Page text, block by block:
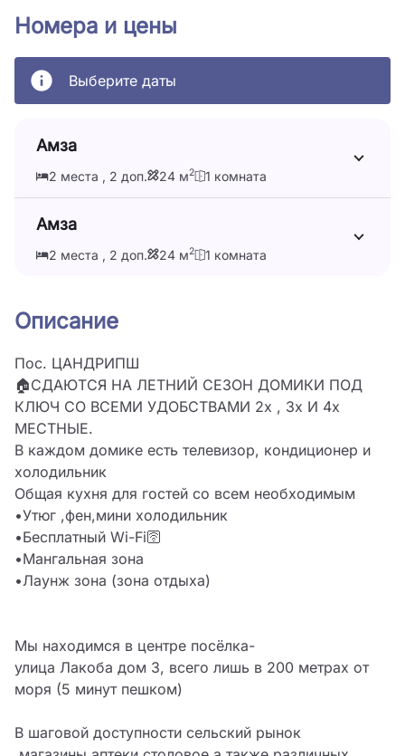
Номера и цены
Выберите даты
Амза
2 места , 2 доп. 24 м2 1 комната
Амза
2 места , 2 доп. 24 м2 1 комната
Описание
Пос. ЦАНДРИПШ
🏠СДАЮТСЯ НА ЛЕТНИЙ СЕЗОН ДОМИКИ ПОД
КЛЮЧ СО ВСЕМИ УДОБСТВАМИ 2х , 3х И 4х
МЕСТНЫЕ.
В каждом домике есть телевизор, кондиционер и
холодильник
Общая кухня для гостей со всем необходимым
•Утюг ,фен,мини холодильник
•Бесплатный Wi-Fi🛜
•Мангальная зона
•Лаунж зона (зона отдыха)
Мы находимся в центре посёлка-
улица Лакоба дом 3, всего лишь в 200 метрах от
моря (5 минут пешком)
В шаговой доступности сельский рынок